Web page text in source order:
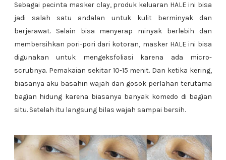
Sebagai pecinta masker clay, produk keluaran HALE ini bisa
jadi salah satu andalan untuk kulit berminyak dan
berjerawat. Selain bisa menyerap minyak berlebih dan
membersihkan pori-pori dari kotoran, masker HALE ini bisa
digunakan untuk mengeksfoliasi karena ada micro-
scrubnya. Pemakaian sekitar 10-15 menit. Dan ketika kering,
biasanya aku basahin wajah dan gosok perlahan terutama
bagian hidung karena biasanya banyak komedo di bagian
situ. Setelah itu langsung bilas wajah sampai bersih.